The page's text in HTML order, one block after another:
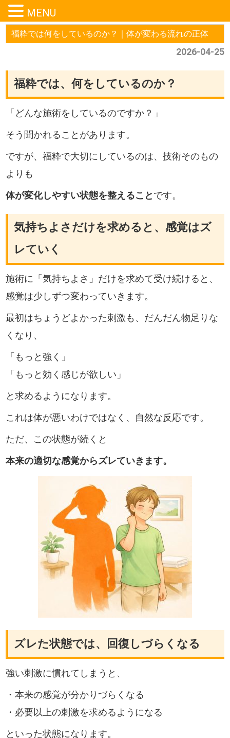
福粋では何をしているのか？｜体が変わる流れの正体
2026-04-25
福粋では、何をしているのか？
「どんな施術をしているのですか？」
そう聞かれることがあります。
ですが、福粋で大切にしているのは、技術そのもの
よりも
体が変化しやすい状態を整えることです。
気持ちよさだけを求めると、感覚はズ
レていく
施術に「気持ちよさ」だけを求めて受け続けると、
感覚は少しずつ変わっていきます。
最初はちょうどよかった刺激も、だんだん物足りな
くなり、
「もっと強く」
「もっと効く感じが欲しい」
と求めるようになります。
これは体が悪いわけではなく、自然な反応です。
ただ、この状態が続くと
本来の適切な感覚からズレていきます。
ズレた状態では、回復しづらくなる
強い刺激に慣れてしまうと、
・本来の感覚が分かりづらくなる
・必要以上の刺激を求めるようになる
といった状態になります。
MENU